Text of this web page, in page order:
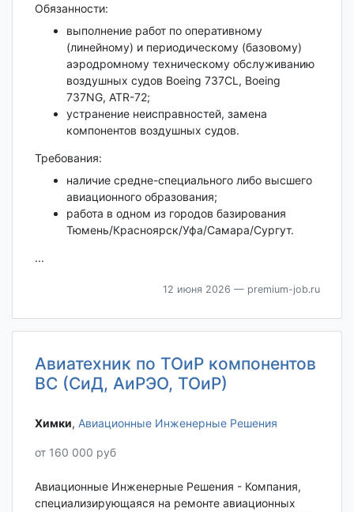
Обязанности:
выполнение работ по оперативному
(линейному) и периодическому (базовому)
аэродромному техническому обслуживанию
воздушных судов Boeing 737CL, Boeing
737NG, ATR-72;
устранение неисправностей, замена
компонентов воздушных судов.
Требования:
наличие средне-специального либо высшего
авиационного образования;
работа в одном из городов базирования
Тюмень/Красноярск/Уфа/Самара/Сургут.
...
12 июня 2026 — premium-job.ru
Авиатехник по ТОиР компонентов
ВС (СиД, АиРЭО, ТОиР)
Химки‎, Авиационные Инженерные Решения
от 160 000 руб
Авиационные Инженерные Решения - Компания,
специализирующаяся на ремонте авиационных